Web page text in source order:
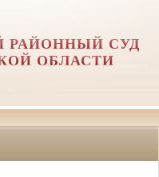
РАЙОННЫЙ СУД
ОБЛАСТИ